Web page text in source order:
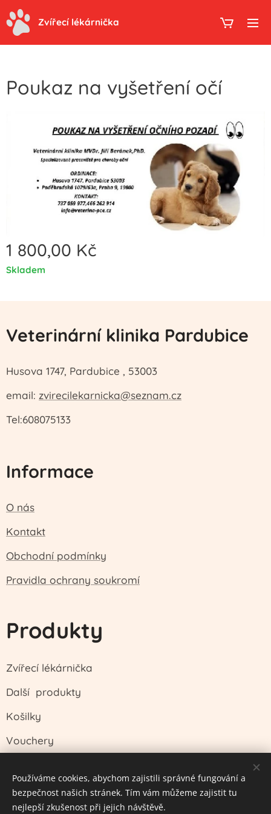
Zvířecí lékárnička
Poukaz na vyšetření očí
1 800,00 Kč
Skladem
Veterinární klinika Pardubice
Husova 1747, Pardubice , 53003
email: zvirecilekarnicka@seznam.cz
Tel:608075133
Informace
O nás
Kontakt
Obchodní podmínky
Pravidla ochrany soukromí
Produkty
Zvířecí lékárnička
Další produkty
Košilky
Vouchery
Husova 1747, Pardubice , 53003 Cookies
Používáme cookies, abychom zajistili správné fungování a
bezpečnost našich stránek. Tím vám můžeme zajistit tu
nejlepší zkušenost při jejich návštěvě.